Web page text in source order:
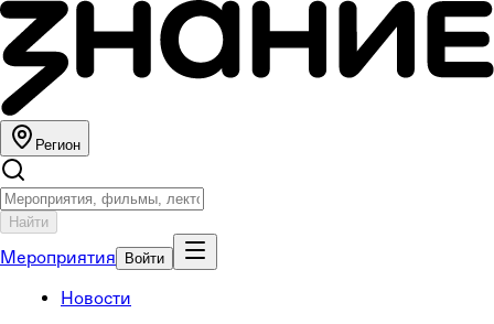
Регион
Найти
Мероприятия Войти
Новости